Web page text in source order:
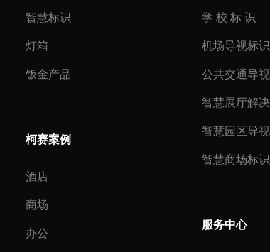
智慧标识
灯箱
钣金产品
柯赛案例
酒店
商场
办公
学 校 标 识
机场导视标识
公共交通导
智慧展厅解
智慧园区导
智慧商场标识
服务中心